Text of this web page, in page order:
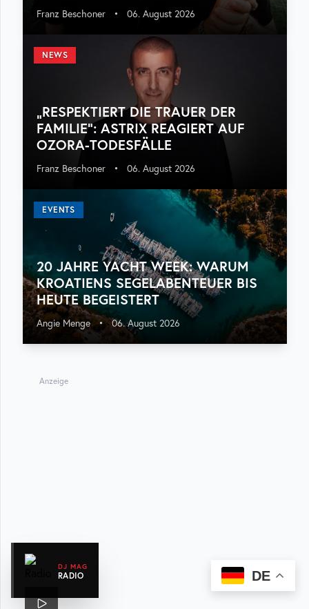
DJ MAG
RADIO
Franz Beschoner • 06. August 2026
NEWS
„RESPEKTIERT DIE TRAUER DER
FAMILIE“: ASTRIX REAGIERT AUF
OZORA-TODESFÄLLE
Franz Beschoner • 06. August 2026
EVENTS
20 JAHRE YACHT WEEK: WARUM
KROATIENS SEGELABENTEUER BIS
HEUTE BEGEISTERT
Angie Menge • 06. August 2026
Anzeige
DE